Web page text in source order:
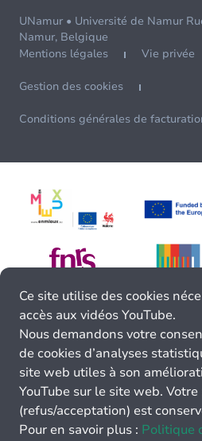
UNamur • Université de Namur
Namur, Belgique
Mentions légales
Vie privée
Gestion des cookies
Conditions générales de
Ce site utilise des cookies
accès aux vidéos YouTube.
Nous demandons votre
de cookies d’analyses
site web utiles à son
YouTube sur le site web.
(refus/acceptation) est
Pour en savoir plus : Politique